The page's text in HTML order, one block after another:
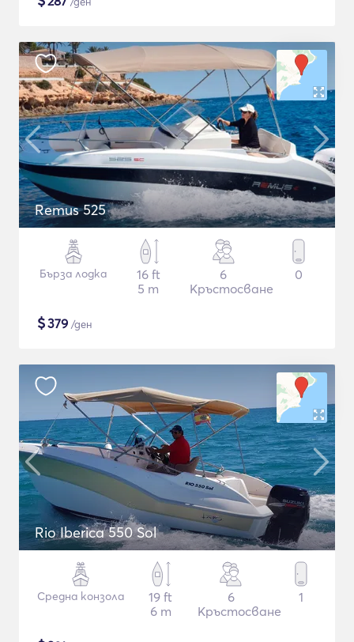
Remus 525
Бърза лодка
16 ft
5 m
6
Кръстосване
0
$379 /ден
Rio Iberica 550 Sol
Средна конзола
19 ft
6 m
6
Кръстосване
1